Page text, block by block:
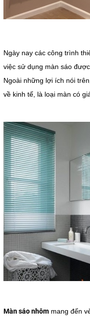
Ngày nay các công trình
việc sử dụng màn sáo
Ngoài những lợi ích nói
về kinh tế, là loại màn có
Màn sáo nhômmang đến